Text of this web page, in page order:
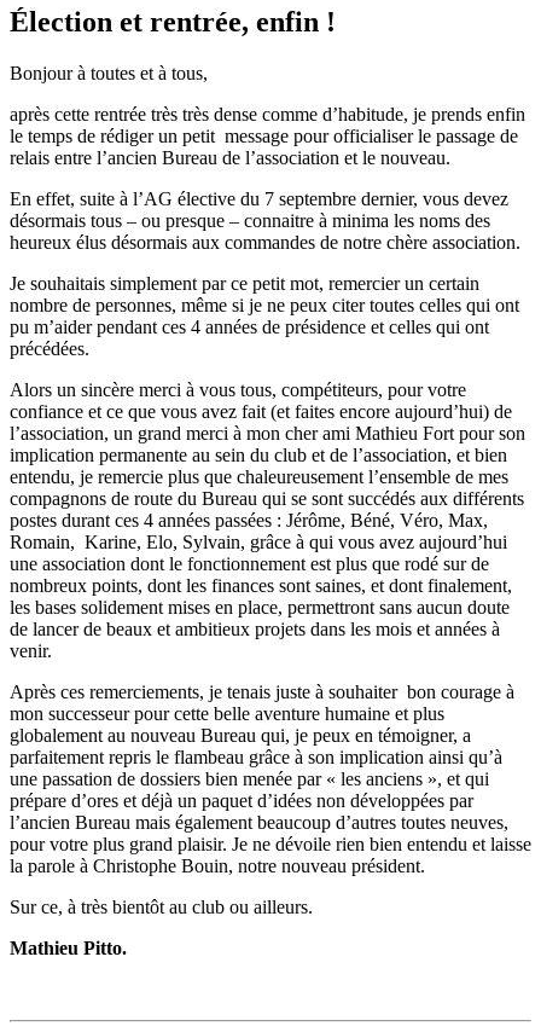
Élection et rentrée, enfin !
Bonjour à toutes et à tous,
après cette rentrée très très dense comme d’habitude, je prends enfin
le temps de rédiger un petit message pour officialiser le passage de
relais entre l’ancien Bureau de l’association et le nouveau.
En effet, suite à l’AG élective du 7 septembre dernier, vous devez
désormais tous – ou presque – connaitre à minima les noms des
heureux élus désormais aux commandes de notre chère association.
Je souhaitais simplement par ce petit mot, remercier un certain
nombre de personnes, même si je ne peux citer toutes celles qui ont
pu m’aider pendant ces 4 années de présidence et celles qui ont
précédées.
Alors un sincère merci à vous tous, compétiteurs, pour votre
confiance et ce que vous avez fait (et faites encore aujourd’hui) de
l’association, un grand merci à mon cher ami Mathieu Fort pour son
implication permanente au sein du club et de l’association, et bien
entendu, je remercie plus que chaleureusement l’ensemble de mes
compagnons de route du Bureau qui se sont succédés aux différents
postes durant ces 4 années passées : Jérôme, Béné, Véro, Max,
Romain, Karine, Elo, Sylvain, grâce à qui vous avez aujourd’hui
une association dont le fonctionnement est plus que rodé sur de
nombreux points, dont les finances sont saines, et dont finalement,
les bases solidement mises en place, permettront sans aucun doute
de lancer de beaux et ambitieux projets dans les mois et années à
venir.
Après ces remerciements, je tenais juste à souhaiter bon courage à
mon successeur pour cette belle aventure humaine et plus
globalement au nouveau Bureau qui, je peux en témoigner, a
parfaitement repris le flambeau grâce à son implication ainsi qu’à
une passation de dossiers bien menée par « les anciens », et qui
prépare d’ores et déjà un paquet d’idées non développées par
l’ancien Bureau mais également beaucoup d’autres toutes neuves,
pour votre plus grand plaisir. Je ne dévoile rien bien entendu et laisse
la parole à Christophe Bouin, notre nouveau président.
Sur ce, à très bientôt au club ou ailleurs.
Mathieu Pitto.